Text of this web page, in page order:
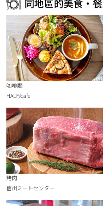
同地區的美食・
咖啡廳
HALF/cafe
烤肉
信州ミートセンター